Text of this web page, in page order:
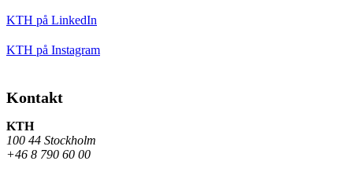
KTH på LinkedIn
KTH på Instagram
Kontakt
KTH
100 44 Stockholm
+46 8 790 60 00